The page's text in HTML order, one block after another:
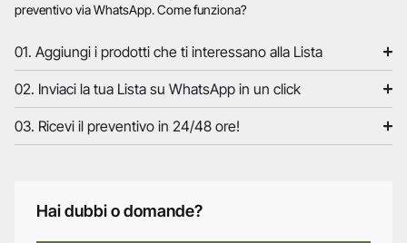
preventivo via WhatsApp. Come funziona?
01. Aggiungi i prodotti che ti interessano alla Lista
02. Inviaci la tua Lista su WhatsApp in un click
03. Ricevi il preventivo in 24/48 ore!
Hai dubbi o domande?